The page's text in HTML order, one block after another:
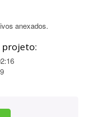
anexados.
projeto: